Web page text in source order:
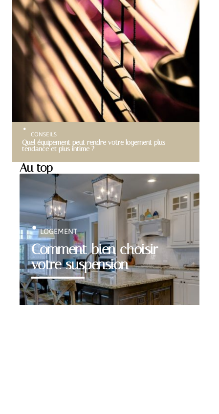
CONSEILS
Quel équipement peut rendre votre logement plus
tendance et plus intime ?
Au top
Comment bien choisir
votre suspension
LOGEMENT